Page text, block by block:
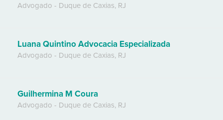
Advogado - Duque de Caxias, RJ
Luana Quintino Advocacia Especializada
Advogado - Duque de Caxias, RJ
Guilhermina M Coura
Advogado - Duque de Caxias, RJ